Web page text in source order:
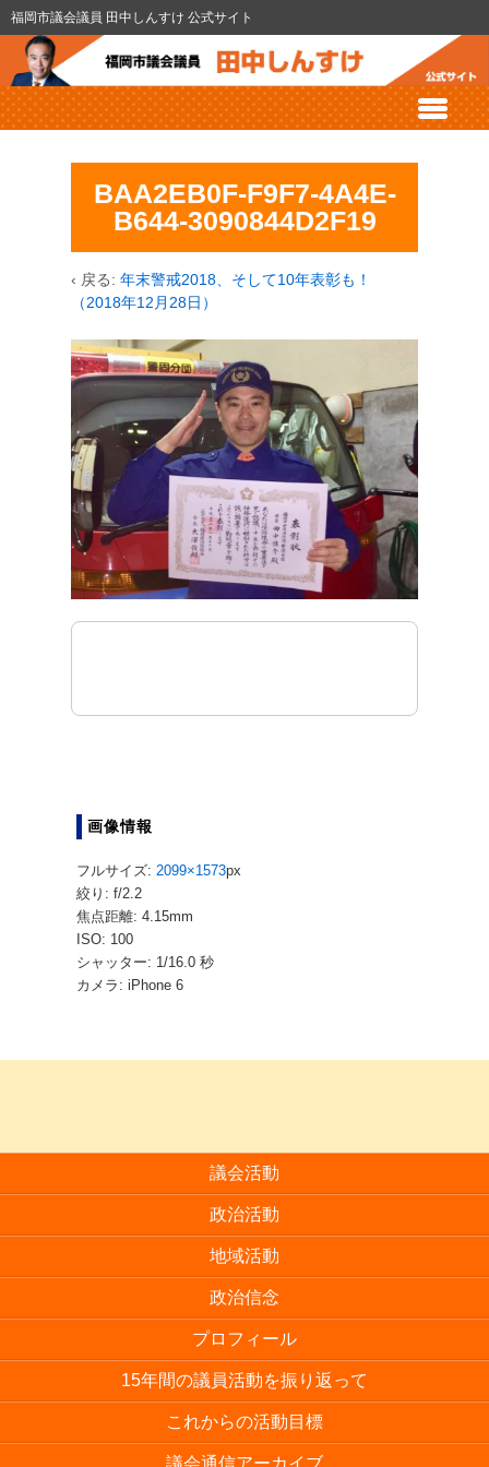
福岡市議会議員 田中しんすけ 公式サイト
BAA2EB0F-F9F7-4A4E-
B644-3090844D2F19
‹ 戻る: 年末警戒2018、そして10年表彰も！
（2018年12月28日）
画像情報
フルサイズ: 2099×1573px
絞り: f/2.2
焦点距離: 4.15mm
ISO: 100
シャッター: 1/16.0 秒
カメラ: iPhone 6
議会活動
政治活動
地域活動
政治信念
プロフィール
15年間の議員活動を振り返って
これからの活動目標
議会通信アーカイブ